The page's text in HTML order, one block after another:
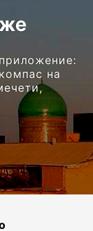
на